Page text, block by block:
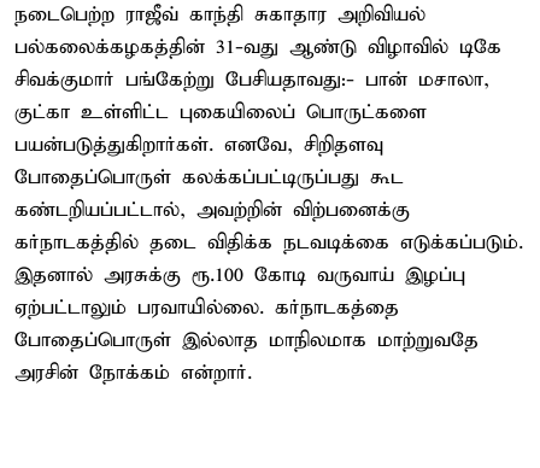
நடைபெற்ற ராஜீவ் காந்தி சுகாதார அறிவியல்
பல்கலைக்கழகத்தின் 31-வது ஆண்டு விழாவில் டிகே
சிவக்குமார் பங்கேற்று பேசியதாவது:- பான் மசாலா,
குட்கா உள்ளிட்ட புகையிலைப் பொருட்களை
பயன்படுத்துகிறார்கள். எனவே, சிறிதளவு
போதைப்பொருள் கலக்கப்பட்டிருப்பது கூட
கண்டறியப்பட்டால், அவற்றின் விற்பனைக்கு
கர்நாடகத்தில் தடை விதிக்க நடவடிக்கை எடுக்கப்படும்.
இதனால் அரசுக்கு ரூ.100 கோடி வருவாய் இழப்பு
ஏற்பட்டாலும் பரவாயில்லை. கர்நாடகத்தை
போதைப்பொருள் இல்லாத மாநிலமாக மாற்றுவதே
அரசின் நோக்கம் என்றார்.